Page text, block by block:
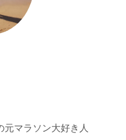
マラソン大好き人